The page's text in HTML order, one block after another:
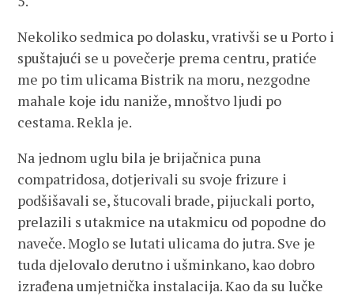
Nekoliko sedmica po dolasku, vrativši se u Porto i
spuštajući se u povečerje prema centru, pratiće
me po tim ulicama Bistrik na moru, nezgodne
mahale koje idu naniže, mnoštvo ljudi po
cestama. Rekla je.
Na jednom uglu bila je brijačnica puna
compatridosa, dotjerivali su svoje frizure i
podšišavali se, štucovali brade, pijuckali porto,
prelazili s utakmice na utakmicu od popodne do
naveče. Moglo se lutati ulicama do jutra. Sve je
tuda djelovalo derutno i ušminkano, kao dobro
izrađena umjetnička instalacija. Kao da su lučke